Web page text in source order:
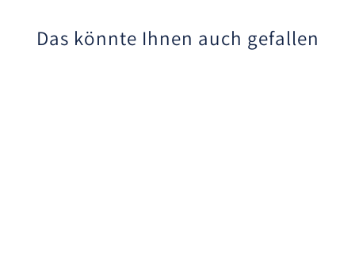
Das könnte Ihnen auch gefallen